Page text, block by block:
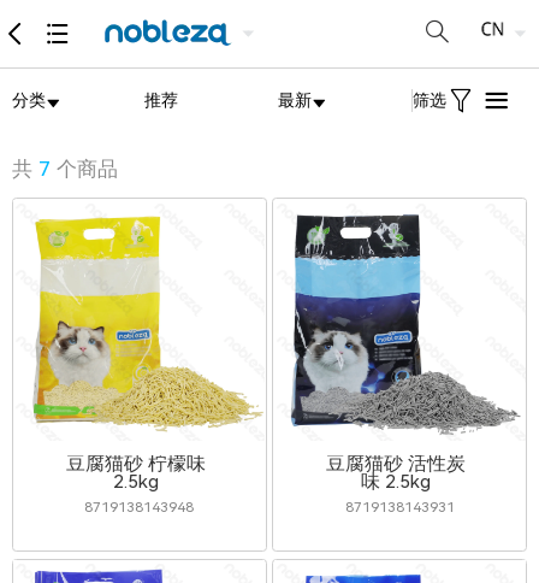
分类 推荐 最新 筛选
共 7 个商品
豆腐猫砂 柠檬味
2.5kg
8719138143948
豆腐猫砂 活性炭
味 2.5kg
8719138143931